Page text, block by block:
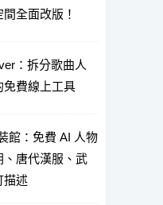
全面改版！
：拆分歌曲人
免費線上工具
館：免費 AI 人物
唐代漢服、武
描述